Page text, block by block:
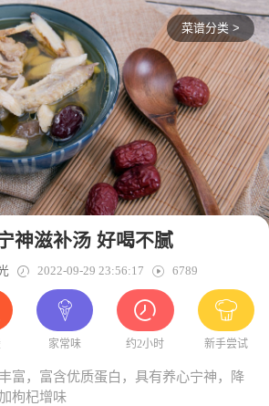
菜谱分类 >
神滋补汤 好喝不腻
 2022-09-29 23:56:17  6789
家常味 约2小时 新手尝试
富，富含优质蛋白，具有养心宁神，降
枸杞增味